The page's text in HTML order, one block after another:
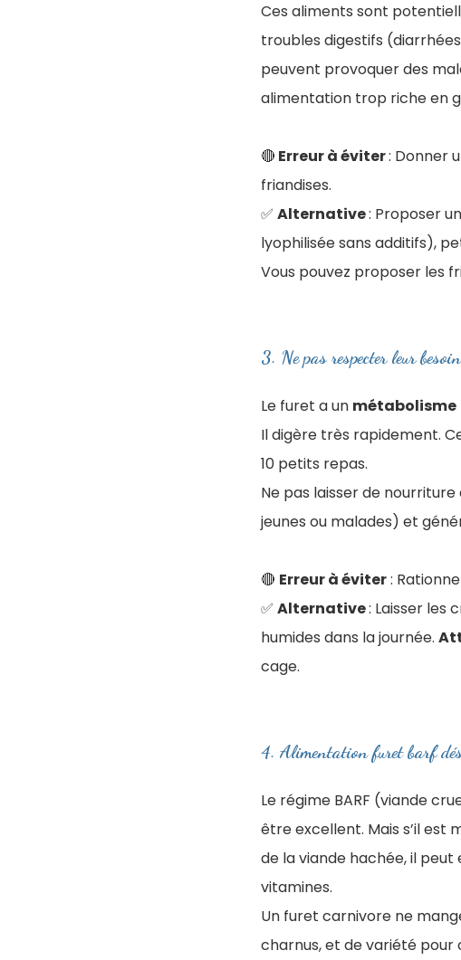
Ces aliments sont
troubles digestifs
peuvent provoquer des
alimentation trop riche en
🔴 Erreur à éviter: Donner
friandises.
✅ Alternative: Proposer
lyophilisée sans additifs),
Vous pouvez proposer les
3. Ne pas respecter leur
Le furet a un métabolisme
Il digère très rapidement.
10 petits repas.
Ne pas laisser de
jeunes ou malades) et
🔴 Erreur à éviter:
✅ Alternative: Laisser les
humides dans la journée.
cage.
4. ​Alimentation furet barf
Le régime BARF (viande
être excellent. Mais s’il est
de la viande hachée, il
vitamines.
Un furet carnivore ne
charnus, et de variété pour